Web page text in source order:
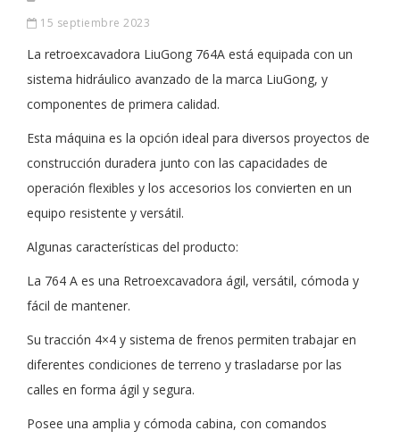
15 septiembre 2023
La retroexcavadora LiuGong 764A está equipada con un
sistema hidráulico avanzado de la marca LiuGong, y
componentes de primera calidad.
Esta máquina es la opción ideal para diversos proyectos de
construcción duradera junto con las capacidades de
operación flexibles y los accesorios los convierten en un
equipo resistente y versátil.
Algunas características del producto:
La 764 A es una Retroexcavadora ágil, versátil, cómoda y
fácil de mantener.
Su tracción 4×4 y sistema de frenos permiten trabajar en
diferentes condiciones de terreno y trasladarse por las
calles en forma ágil y segura.
Posee una amplia y cómoda cabina, con comandos